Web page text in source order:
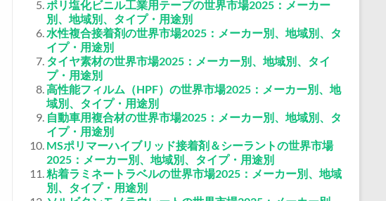
ポリ塩化ビニル工業用テープの世界市場2025：メーカー
別、地域別、タイプ・用途別
水性複合接着剤の世界市場2025：メーカー別、地域別、タ
イプ・用途別
タイヤ素材の世界市場2025：メーカー別、地域別、タイ
プ・用途別
高性能フィルム（HPF）の世界市場2025：メーカー別、地
域別、タイプ・用途別
自動車用複合材の世界市場2025：メーカー別、地域別、タ
イプ・用途別
MSポリマーハイブリッド接着剤＆シーラントの世界市場
2025：メーカー別、地域別、タイプ・用途別
粘着ラミネートラベルの世界市場2025：メーカー別、地域
別、タイプ・用途別